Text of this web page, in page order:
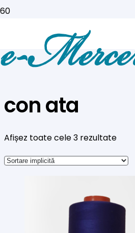
con ata
Afișez toate cele 3 rezultate